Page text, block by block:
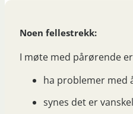
Noen fellestrekk:
I møte med pårørende
ha problemer med
synes det er